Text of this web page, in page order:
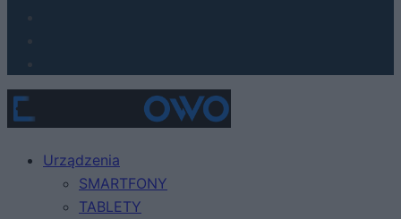
Urządzenia
SMARTFONY
TABLETY